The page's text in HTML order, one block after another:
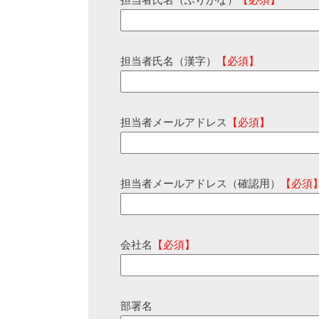
担当者氏名（漢字） 【必須】
担当者メールアドレス 【必須】
担当者メールアドレス（確認用） 【必須
会社名 【必須】
部署名